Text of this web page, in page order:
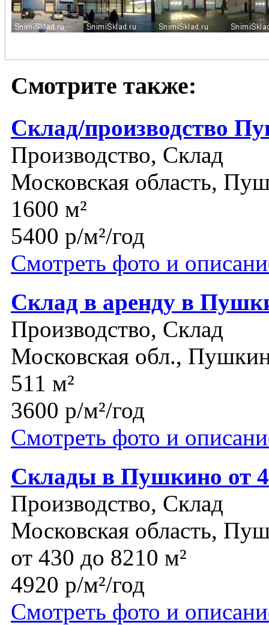
Смотрите также:
Склад/производство
Производство, Склад
Московская область,
1600 м²
5400 р/м²/год
Смотреть фото и
Склад в аренду в
Производство, Склад
Московская обл.,
511 м²
3600 р/м²/год
Смотреть фото и
Склады в Пушкино от
Производство, Склад
Московская область,
от 430 до 8210 м²
4920 р/м²/год
Смотреть фото и